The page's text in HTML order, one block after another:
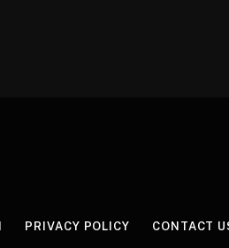
PRIVACY POLICY CONTACT